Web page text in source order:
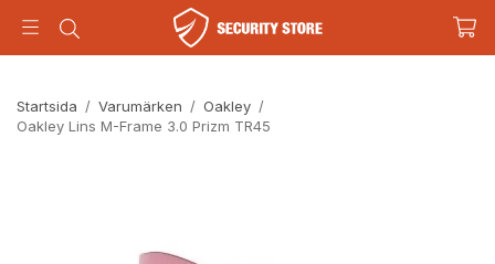
Startsida / Varumärken / Oakley /
Oakley Lins M-Frame 3.0 Prizm TR45